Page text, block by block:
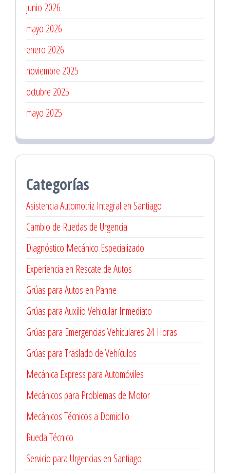
junio 2026
mayo 2026
enero 2026
noviembre 2025
octubre 2025
mayo 2025
Categorías
Asistencia Automotriz Integral en Santiago
Cambio de Ruedas de Urgencia
Diagnóstico Mecánico Especializado
Experiencia en Rescate de Autos
Grúas para Autos en Panne
Grúas para Auxilio Vehicular Inmediato
Grúas para Emergencias Vehiculares 24 Horas
Grúas para Traslado de Vehículos
Mecánica Express para Automóviles
Mecánicos para Problemas de Motor
Mecánicos Técnicos a Domicilio
Rueda Técnico
Servicio para Urgencias en Santiago